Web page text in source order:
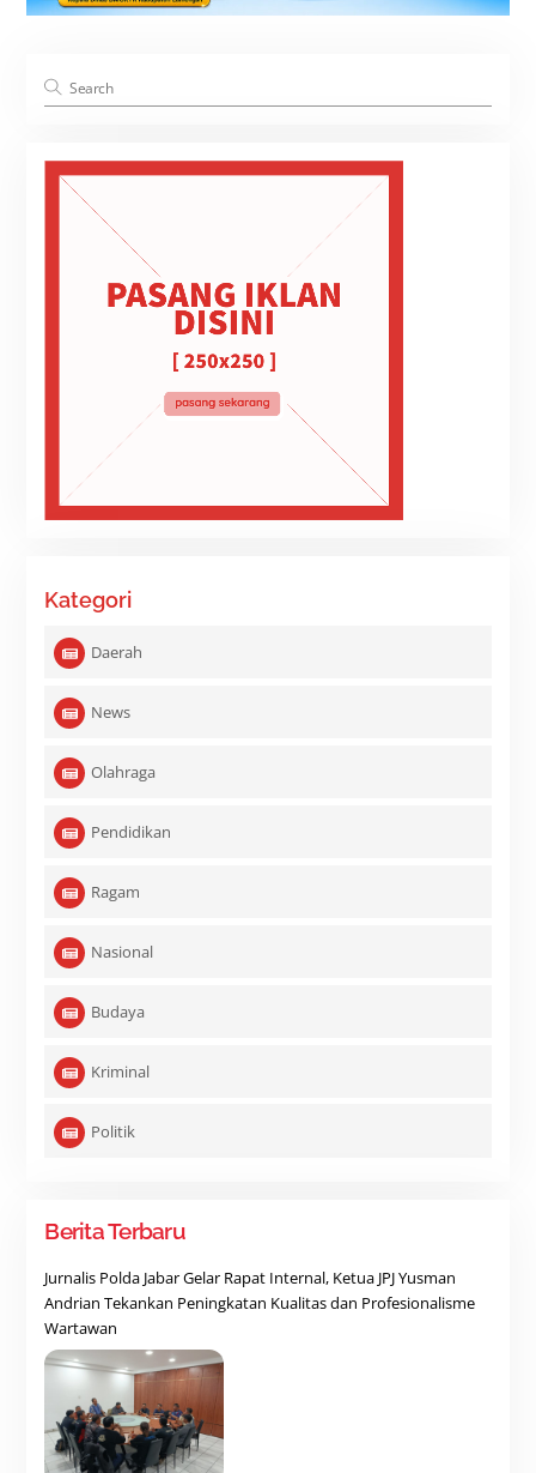
Kategori
Daerah
News
Olahraga
Pendidikan
Ragam
Nasional
Budaya
Kriminal
Politik
Berita Terbaru
Jurnalis Polda Jabar Gelar Rapat Internal, Ketua JPJ Yusman
Andrian Tekankan Peningkatan Kualitas dan Profesionalisme
Wartawan